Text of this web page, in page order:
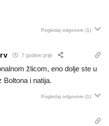
Pogledaj odgovore (1)
7 godine prije
žlicom, eno dolje ste u
Boltona i natija.
Pogledaj odgovore (1)